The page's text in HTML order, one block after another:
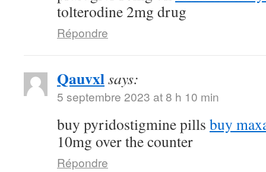
tolterodine 2mg drug
Répondre
Qauvxlsays:
5 septembre 2023 at 8 h 10 min
buy pyridostigmine pills buy
10mg over the counter
Répondre